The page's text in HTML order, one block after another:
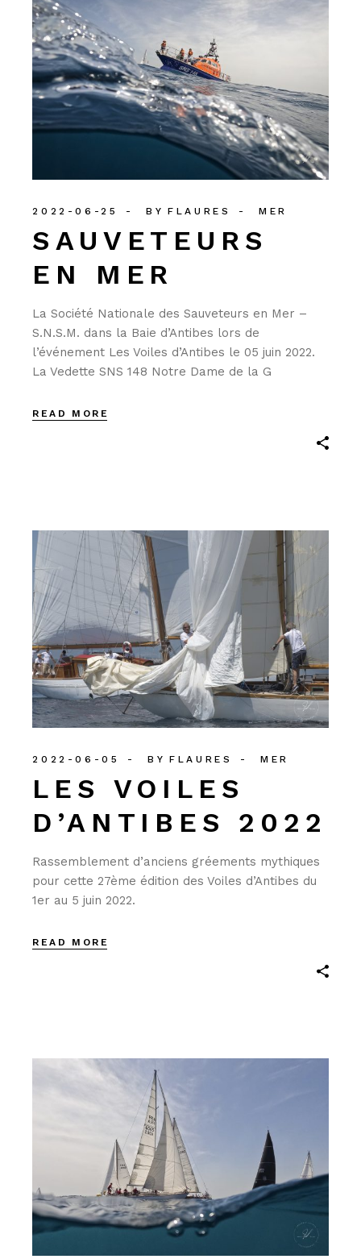
2022-06-25 BY FLAURES MER
SAUVETEURS
EN MER
La Société Nationale des Sauveteurs en Mer –
S.N.S.M. dans la Baie d’Antibes lors de
l’événement Les Voiles d’Antibes le 05 juin 2022.
La Vedette SNS 148 Notre Dame de la G
READ MORE
2022-06-05 BY FLAURES MER
LES VOILES
D’ANTIBES 2022
Rassemblement d’anciens gréements mythiques
pour cette 27ème édition des Voiles d’Antibes du
1er au 5 juin 2022.
READ MORE